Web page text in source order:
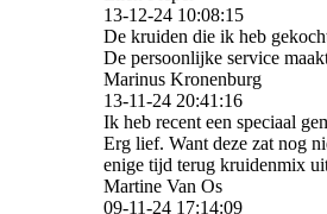
13-12-24 10:08:15
De kruiden die ik heb
De persoonlijke service
Marinus Kronenburg
13-11-24 20:41:16
Ik heb recent een speciaal
Erg lief. Want deze zat nog
enige tijd terug kruidenmix
Martine Van Os
09-11-24 17:14:09